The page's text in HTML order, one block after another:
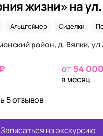
жизни» на
Альцгеймер Сиделки
район, д. Вялки, ул
от 54
в месяц
5 отзывов
Записаться на экскурсию